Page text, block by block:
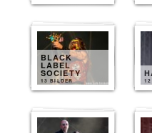
BLACK
LABEL
SOCIETY
13 BILDER